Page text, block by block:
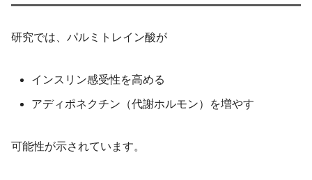
研究では、パルミトレイン酸が
インスリン感受性を高める
アディポネクチン（代謝ホルモン）を増やす
可能性が示されています。